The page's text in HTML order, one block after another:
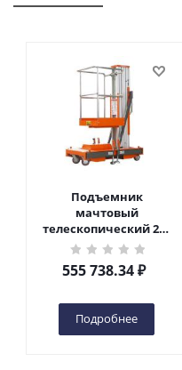
Подъемник
мачтовый
телескопический 200
кг 6 м TOR GTWY6-200S
DC 2-мачтовый
(автономный) (G) в
555 738.34₽
Подробнее